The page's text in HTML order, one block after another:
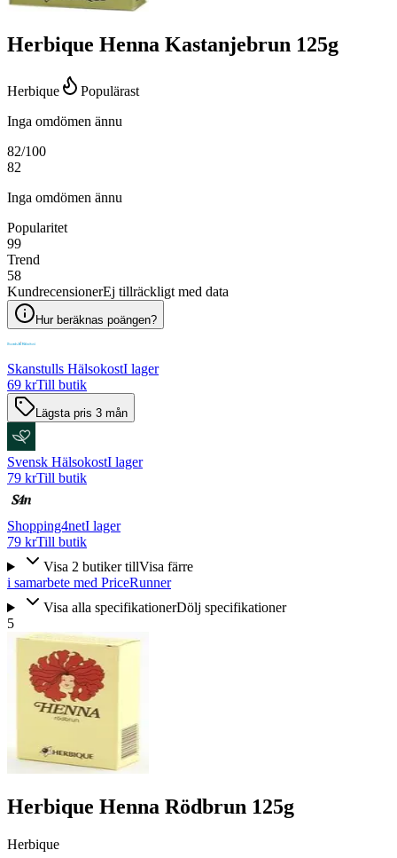
Herbique Henna Kastanjebrun 125g
Herbique
Populärast
Inga omdömen ännu
82/100
82
Inga omdömen ännu
Popularitet
99
Trend
58
KundrecensionerEj tillräckligt med data
Hur beräknas poängen?
Skanstulls HälsokostI lager
69 krTill butik
Lägsta pris 3 mån
Svensk HälsokostI lager
79 krTill butik
Shopping4netI lager
79 krTill butik
Visa 2 butiker tillVisa färre
i samarbete med PriceRunner
Visa alla specifikationerDölj specifikationer
5
Herbique Henna Rödbrun 125g
Herbique